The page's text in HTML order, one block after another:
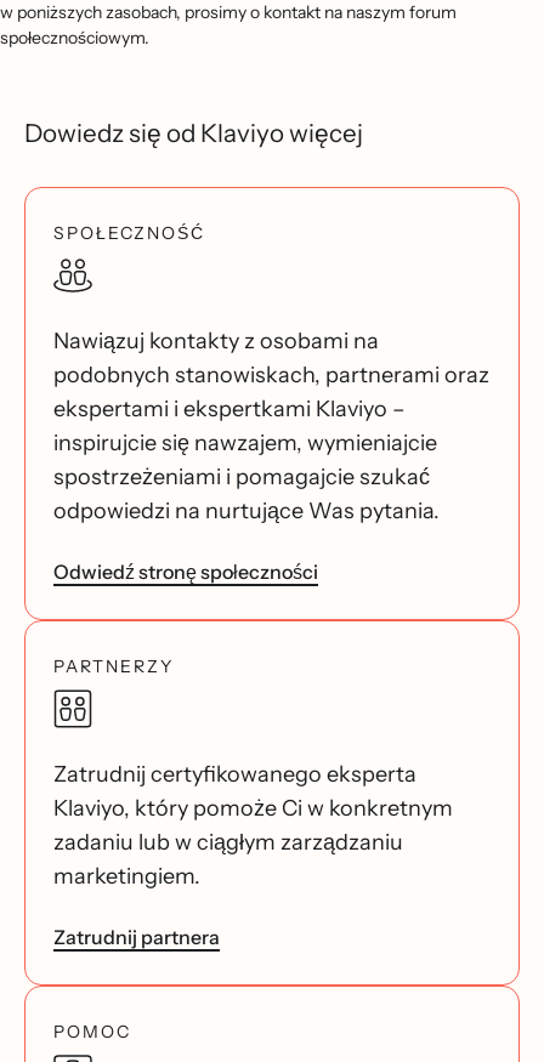
w poniższych zasobach, prosimy o kontakt na naszym forum
społecznościowym.
Dowiedz się od Klaviyo więcej
SPOŁECZNOŚĆ
Nawiązuj kontakty z osobami na
podobnych stanowiskach, partnerami oraz
ekspertami i ekspertkami Klaviyo –
inspirujcie się nawzajem, wymieniajcie
spostrzeżeniami i pomagajcie szukać
odpowiedzi na nurtujące Was pytania.
Odwiedź stronę społeczności
PARTNERZY
Zatrudnij certyfikowanego eksperta
Klaviyo, który pomoże Ci w konkretnym
zadaniu lub w ciągłym zarządzaniu
marketingiem.
Zatrudnij partnera
POMOC